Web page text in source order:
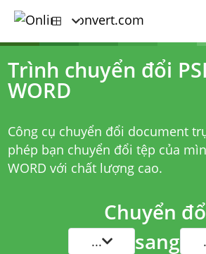
Trình chuyển đổi
WORD
Công cụ chuyển đổi document
phép bạn chuyển đổi tệp của
WORD với chất lượng cao.
Chuyển
... sang